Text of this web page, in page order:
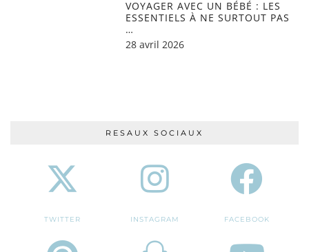
VOYAGER AVEC UN BÉBÉ : LES
ESSENTIELS À NE SURTOUT PAS
…
28 avril 2026
RESAUX SOCIAUX
TWITTER INSTAGRAM FACEBOOK